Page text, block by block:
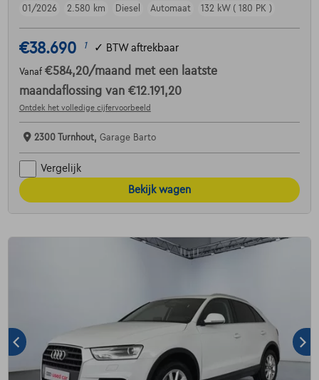
01/2026 2.580 km Diesel Automaat 132 kW ( 180 PK )
€38.690 1 ✓ BTW aftrekbaar
Vanaf €584,20/maand met een laatste
maandaflossing van €12.191,20
Ontdek het volledige cijfervoorbeeld
2300 Turnhout, Garage Barto
Vergelijk
Bekijk wagen